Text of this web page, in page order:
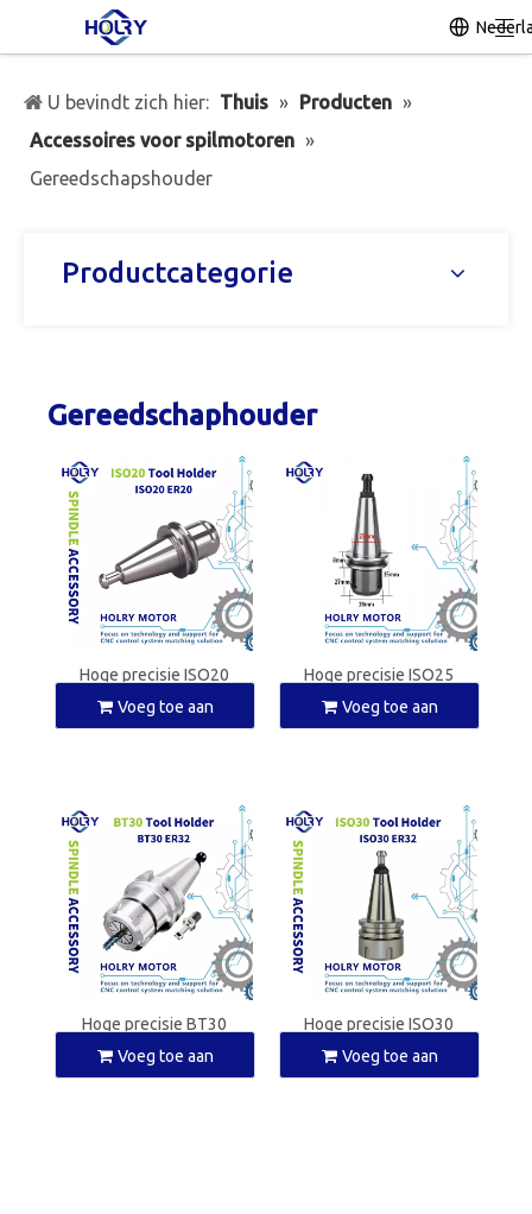
U bevindt zich hier: Thuis » Producten »
Accessoires voor spilmotoren »
Gereedschapshouder
Productcategorie
Gereedschaphouder
Hoge precisie ISO20
gereedschapshouder voor
spilmotor
Voeg toe aan
Hoge precisie ISO25
gereedschapshouder voor
spilmotor
Voeg toe aan
Hoge precisie BT30
gereedschapshouder voor
spilmotor
Voeg toe aan
Hoge precisie ISO30
gereedschapshouder voor
spilmotor
Voeg toe aan